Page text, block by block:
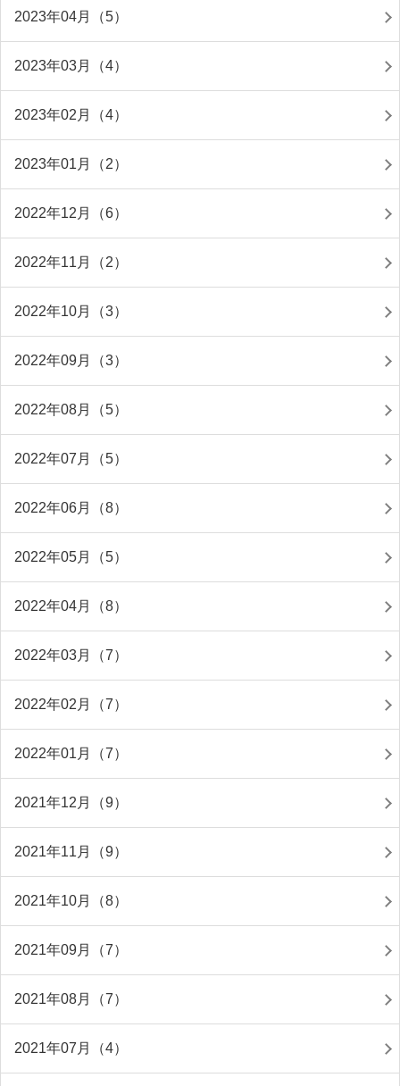
2023年04月（5）
2023年03月（4）
2023年02月（4）
2023年01月（2）
2022年12月（6）
2022年11月（2）
2022年10月（3）
2022年09月（3）
2022年08月（5）
2022年07月（5）
2022年06月（8）
2022年05月（5）
2022年04月（8）
2022年03月（7）
2022年02月（7）
2022年01月（7）
2021年12月（9）
2021年11月（9）
2021年10月（8）
2021年09月（7）
2021年08月（7）
2021年07月（4）